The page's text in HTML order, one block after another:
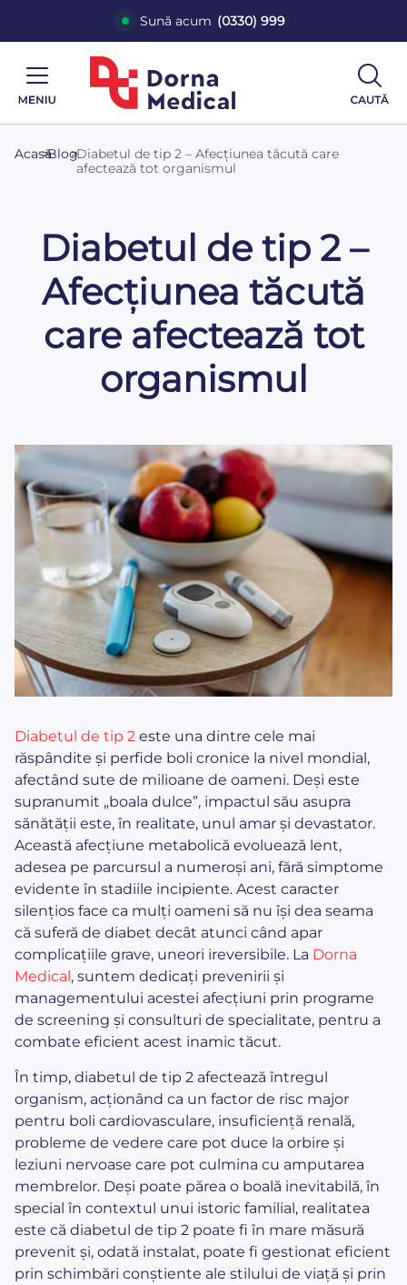
Sună acum (0330) 999
Acasă
>Blog
>Diabetul de tip 2 – Afecțiunea tăcută care
afectează tot organismul
Diabetul de tip 2 –
Afecțiunea tăcută
care afectează tot
organismul
Diabetul de tip 2 este una dintre cele mai
răspândite și perfide boli cronice la nivel mondial,
afectând sute de milioane de oameni. Deși este
supranumit „boala dulce”, impactul său asupra
sănătății este, în realitate, unul amar și devastator.
Această afecțiune metabolică evoluează lent,
adesea pe parcursul a numeroși ani, fără simptome
evidente în stadiile incipiente. Acest caracter
silențios face ca mulți oameni să nu își dea seama
că suferă de diabet decât atunci când apar
complicațiile grave, uneori ireversibile. La Dorna
Medical , suntem dedicați prevenirii și
managementului acestei afecțiuni prin programe
de screening și consulturi de specialitate, pentru a
combate eficient acest inamic tăcut.
În timp, diabetul de tip 2 afectează întregul
organism, acționând ca un factor de risc major
pentru boli cardiovasculare, insuficiență renală,
probleme de vedere care pot duce la orbire și
leziuni nervoase care pot culmina cu amputarea
membrelor. Deși poate părea o boală inevitabilă, în
special în contextul unui istoric familial, realitatea
este că diabetul de tip 2 poate fi în mare măsură
prevenit și, odată instalat, poate fi gestionat eficient
prin schimbări conștiente ale stilului de viață și prin